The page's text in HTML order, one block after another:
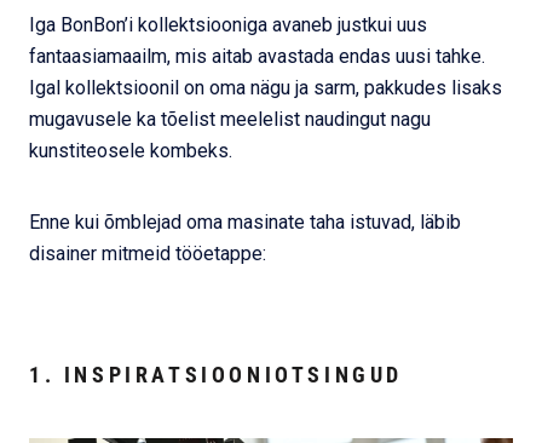
Iga BonBon’i kollektsiooniga avaneb justkui uus
fantaasiamaailm, mis aitab avastada endas uusi tahke.
Igal kollektsioonil on oma nägu ja sarm, pakkudes lisaks
mugavusele ka tõelist meelelist naudingut nagu
kunstiteosele kombeks.
Enne kui õmblejad oma masinate taha istuvad, läbib
disainer mitmeid tööetappe:
1. INSPIRATSIOONIOTSINGUD